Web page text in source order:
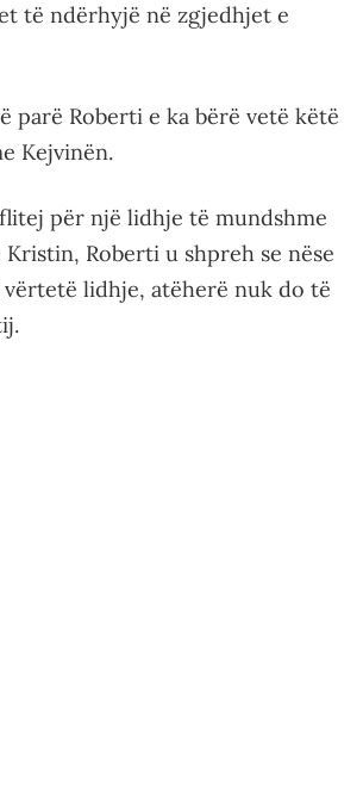
të ndërhyjë në zgjedhjet e
parë Roberti e ka bërë vetë këtë
Kejvinën.
për një lidhje të mundshme
Roberti u shpreh se nëse
lidhje, atëherë nuk do të